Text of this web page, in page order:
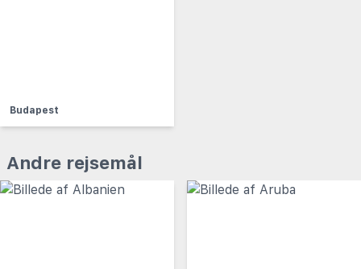
Budapest
Andre rejsemål